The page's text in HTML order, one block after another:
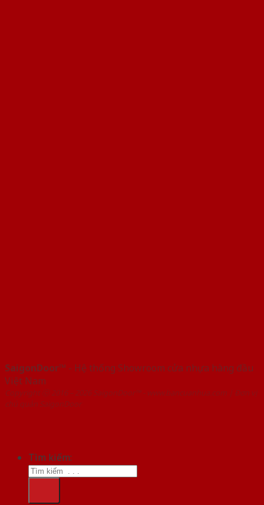
SaigonDoor™ - Hệ thống Showroom cửa nhựa hàng đầu
Việt Nam
Copyright ⓒ 2016 – 2026 SaigonDoor™ - www.bancuanhua.com | Đơn vị
chủ quản SaigonDoor
Tìm kiếm: